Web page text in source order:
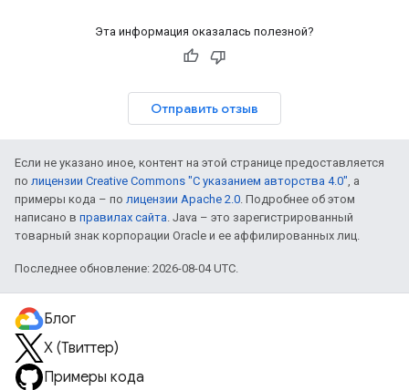
Эта информация оказалась полезной?
Отправить отзыв
Если не указано иное, контент на этой странице предоставляется
по лицензии Creative Commons "С указанием авторства 4.0", а
примеры кода – по лицензии Apache 2.0. Подробнее об этом
написано в правилах сайта. Java – это зарегистрированный
товарный знак корпорации Oracle и ее аффилированных лиц.
Последнее обновление: 2026-08-04 UTC.
Блог
X (Твиттер)
Примеры кода